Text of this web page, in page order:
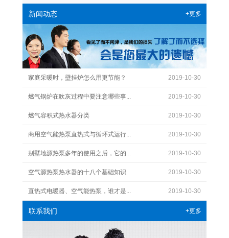
新闻动态 +更多
2019-10-30
家庭采暖时，壁挂炉怎么用更节能？
2019-10-30
燃气锅炉在吹灰过程中要注意哪些事...
2019-10-30
燃气容积式热水器分类
2019-10-30
商用空气能热泵直热式与循环式运行...
2019-10-30
别墅地源热泵多年的使用之后，它的...
2019-10-30
空气源热泵热水器的十八个基础知识
2019-10-30
直热式电暖器、空气能热泵，谁才是...
联系我们 +更多